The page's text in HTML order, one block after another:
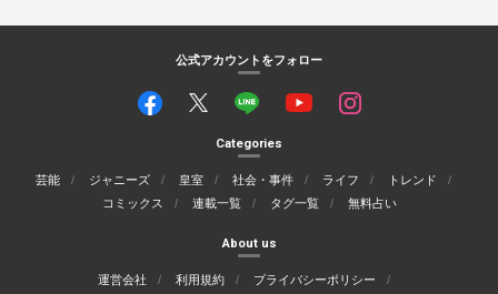
公式アカウントをフォロー
Categories
芸能 ジャニーズ 皇室 社会・事件 ライフ
トレンド
コミックス
連載一覧 タグ一覧 無料占い
About us
運営会社 利用規約
プライバシーポリシー